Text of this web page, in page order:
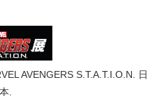
AVENGERS S.T.A.T.I.O.N. 日
本.